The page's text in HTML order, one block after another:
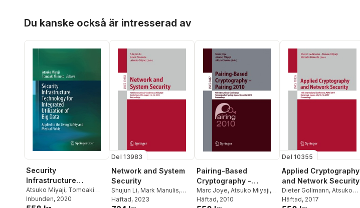
Du kanske också är intresserad av
Security
Infrastructure
Technology for
Integrated Utilization
Atsuko Miyaji, Tomoaki
Mimoto
Inbunden, 2020
Del 13983
Network and System
Security
Shujun Li, Mark Manulis,
Atsuko Miyaji
Häftad, 2023
Pairing-Based
Cryptography -
Pairing 2010
Marc Joye, Atsuko Miyaji,
Akira Otsuka
Häftad, 2010
Del 10355
Applied Cryptography
and Network Security
Dieter Gollmann, Atsuko
Miyaji,Hiroaki Kikuchi
Häftad, 2017